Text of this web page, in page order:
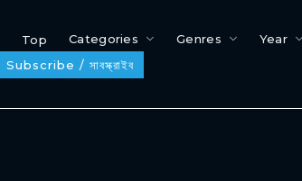
Top Categories Genres Year
Subscribe / সাবস্ক্রাইব